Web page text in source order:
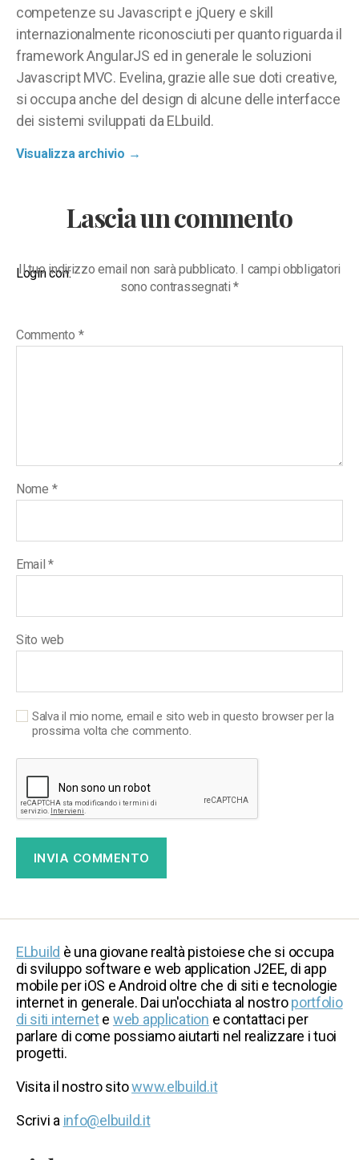
competenze su Javascript e jQuery e skill
internazionalmente riconosciuti per quanto riguarda il
framework AngularJS ed in generale le soluzioni
Javascript MVC. Evelina, grazie alle sue doti creative,
si occupa anche del design di alcune delle interfacce
dei sistemi sviluppati da ELbuild.
Visualizza archivio →
Lascia un commento
Login con:
Il tuo indirizzo email non sarà pubblicato. I campi obbligatori
sono contrassegnati*
Commento *
Nome *
Email*
Sito web
Salva il mio nome, email e sito web in questo browser per la
prossima volta che commento.
ELbuild è una giovane realtà pistoiese che si occupa
di sviluppo software e web application J2EE, di app
mobile per iOS e Android oltre che di siti e tecnologie
internet in generale. Dai un'occhiata al nostroportfolio
di siti internete web application e contattaci per
parlare di come possiamo aiutarti nel realizzare i tuoi
progetti.
Visita il nostro sitowww.elbuild.it
Scrivi a info@elbuild.it